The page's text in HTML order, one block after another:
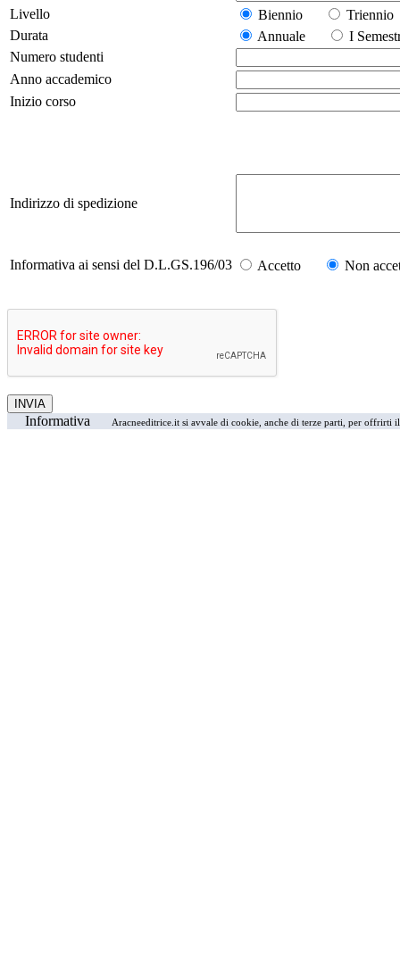
Livello
Biennio
Durata
Annuale
I
Numero studenti
Anno accademico
Inizio corso
Indirizzo di spedizione
Informativa ai sensi del D.L.GS.196/03 Accetto Non
Informativa Aracneeditrice.it si avvale di cookie, anche di terze parti, per